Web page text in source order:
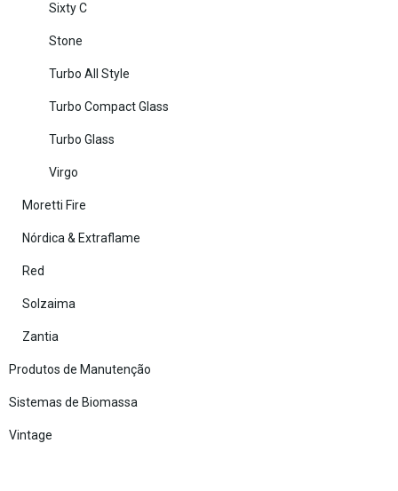
Sixty C
Stone
Turbo All Style
Turbo Compact Glass
Turbo Glass
Virgo
Moretti Fire
Nórdica & Extraflame
Red
Solzaima
Zantia
Produtos de Manutenção
Sistemas de Biomassa
Vintage